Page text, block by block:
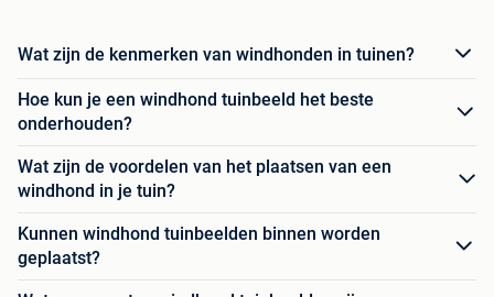
Wat zijn de kenmerken van windhonden in tuinen?
Hoe kun je een windhond tuinbeeld het beste
onderhouden?
Wat zijn de voordelen van het plaatsen van een
windhond in je tuin?
Kunnen windhond tuinbeelden binnen worden
geplaatst?